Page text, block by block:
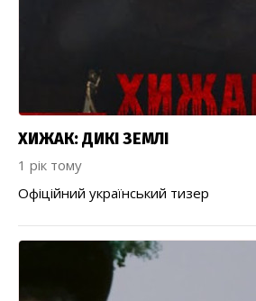
ХИЖАК: ДИКІ ЗЕМЛІ
1 рік тому
Офіційний український тизер